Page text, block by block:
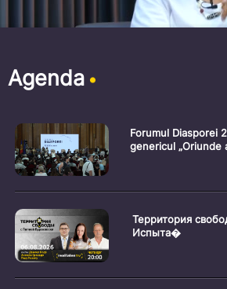
Agenda
Forumul Diasporei
genericul „Oriunde
Территория
Испыта�